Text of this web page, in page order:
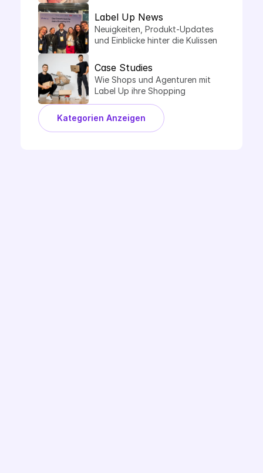
Label Up News
Neuigkeiten, Produkt-Updates
und Einblicke hinter die Kulissen
Case Studies
Wie Shops und Agenturen mit
Label Up ihre Shopping
Performance steigern.
Kategorien Anzeigen